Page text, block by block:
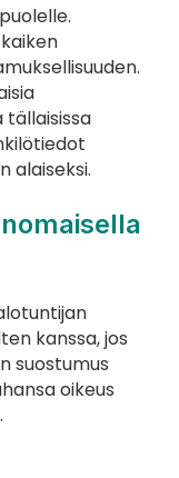
tällaisissa
alaiseksi.
kanssa, jos
suostumus
oikeus